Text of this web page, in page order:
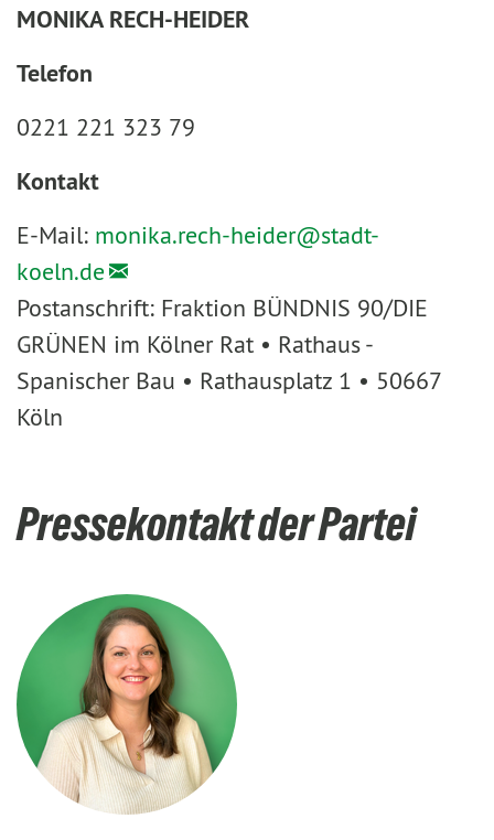
MONIKA RECH-HEIDER
Telefon
0221 221 323 79
Kontakt
E-Mail: monika.rech-heider@stadt-
koeln.de
Postanschrift: Fraktion BÜNDNIS 90/DIE
GRÜNEN im Kölner Rat • Rathaus -
Spanischer Bau • Rathausplatz 1 • 50667
Köln
Pressekontakt der Partei